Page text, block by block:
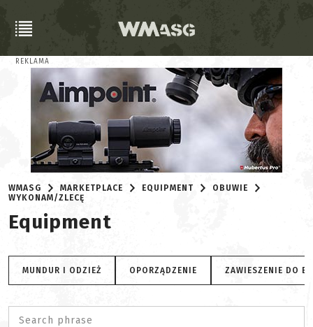
REKLAMA
WMASG MARKETPLACE EQUIPMENT
OBUWIE
WYKONAM/ZLECĘ
Equipment
MUNDUR I ODZIEŻ OPORZĄDZENIE ZAWIESZENIE DO
Search phrase